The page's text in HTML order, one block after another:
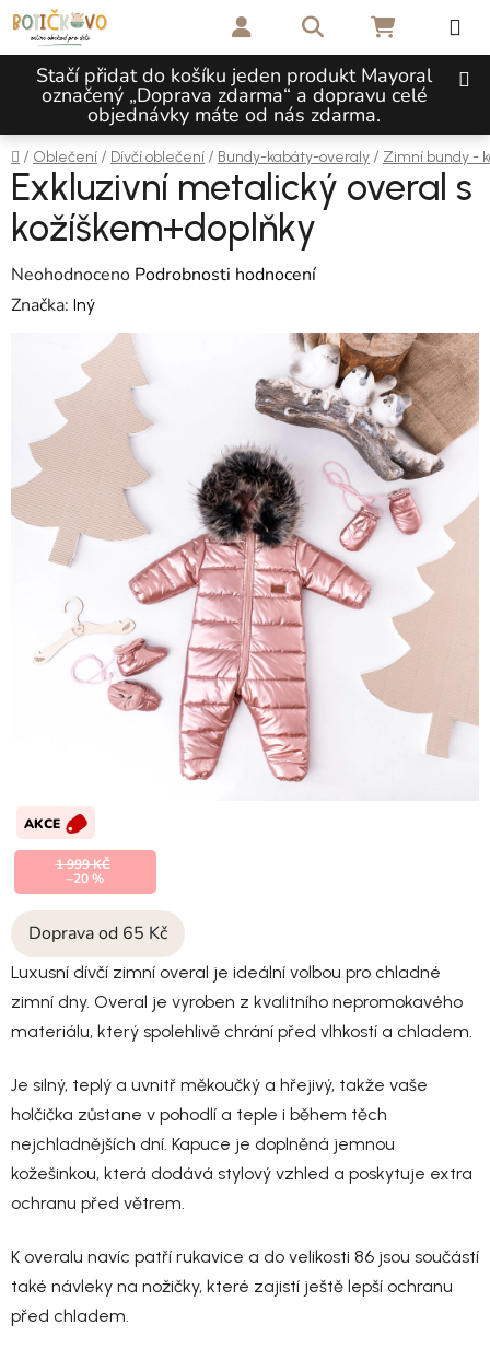
Přejít na obsah
Stačí přidat do košíku jeden produkt Mayoral
označený „Doprava zdarma“ a dopravu celé
objednávky máte od nás zdarma.
Hledat NÁKUPNÍ
Domů
/ Oblečení / Dívčí oblečení / Bundy-kabáty-overaly / Zimní bundy -
Doprava od 65 Kč
Luxusní dívčí zimní overal je ideální volbou pro chladné
zimní dny. Overal je vyroben z kvalitního nepromokavého
materiálu, který spolehlivě chrání před vlhkostí a chladem.
Je silný, teplý a uvnitř měkoučký a hřejivý, takže vaše
holčička zůstane v pohodlí a teple i během těch
nejchladnějších dní. Kapuce je doplněná jemnou
kožešinkou, která dodává stylový vzhled a poskytuje extra
ochranu před větrem.
K overalu navíc patří rukavice a do velikosti 86 jsou součástí
také návleky na nožičky, které zajistí ještě lepší ochranu
před chladem.
Exkluzivní metalický overal s
kožíškem+doplňky
Průměrné hodnocení produktu je 0,0 z 5 hvězdiček.
Neohodnoceno Podrobnosti hodnocení
Značka: Iný
AKCE
1 999 KČ
–20 %